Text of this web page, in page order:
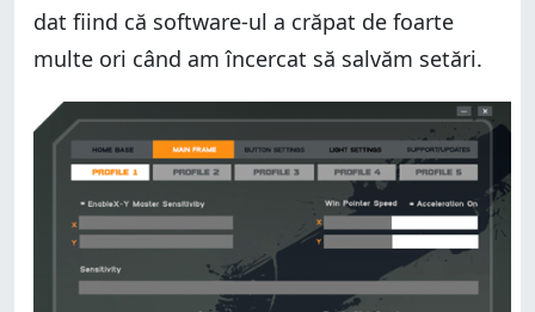
dat fiind că software-ul a crăpat de foarte
multe ori când am încercat să salvăm setări.